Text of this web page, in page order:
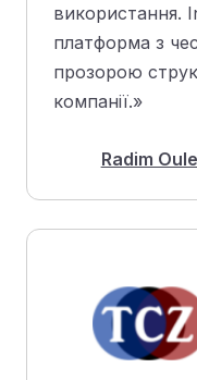
використання.
платформа з
прозорою
компанії.»
Radim